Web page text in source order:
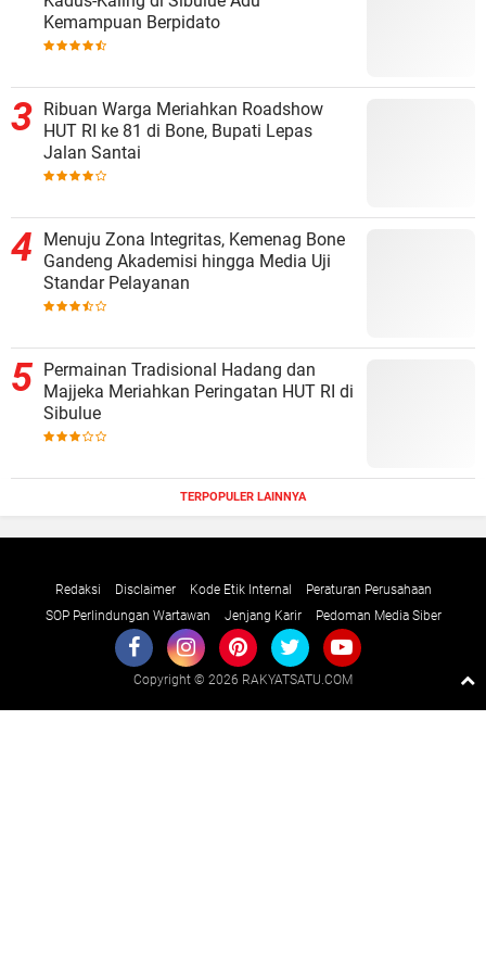
Kemampuan Berpidato
Ribuan Warga Meriahkan Roadshow
HUT RI ke 81 di Bone, Bupati Lepas
Jalan Santai
Menuju Zona Integritas, Kemenag Bone
Gandeng Akademisi hingga Media Uji
Standar Pelayanan
Permainan Tradisional Hadang dan
Majjeka Meriahkan Peringatan HUT RI di
Sibulue
TERPOPULER LAINNYA
Redaksi Disclaimer Kode Etik Internal
Peraturan Perusahaan
SOP Perlindungan Wartawan
Jenjang Karir Pedoman Media Siber
Copyright © 2026 RAKYATSATU.COM
Raushan